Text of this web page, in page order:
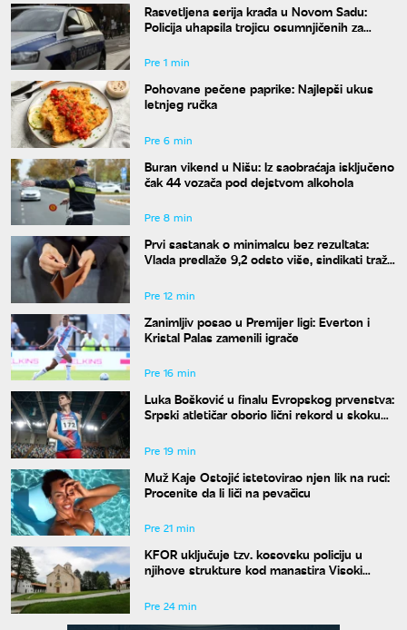
Rasvetljena serija krađa u Novom Sadu:
Policija uhapsila trojicu osumnjičenih za
Pre 1 min
Pohovane pečene paprike: Najlepši ukus
letnjeg ručka
Pre 6 min
Buran vikend u Nišu: Iz saobraćaja isključeno
čak 44 vozača pod dejstvom alkohola
Pre 8 min
Prvi sastanak o minimalcu bez rezultata:
Vlada predlaže 9,2 odsto više, sindikati traže
Pre 12 min
Zanimljiv posao u Premijer ligi: Everton i
Kristal Palas zamenili igrače
Pre 16 min
Luka Bošković u finalu Evropskog prvenstva:
Srpski atletičar oborio lični rekord u skoku
Pre 19 min
Muž Kaje Ostojić istetovirao njen lik na ruci:
Procenite da li liči na pevačicu
Pre 21 min
KFOR uključuje tzv. kosovsku policiju u
njihove strukture kod manastira Visoki
Pre 24 min